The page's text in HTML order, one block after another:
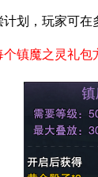
划，玩家可在
镇魔之灵礼包